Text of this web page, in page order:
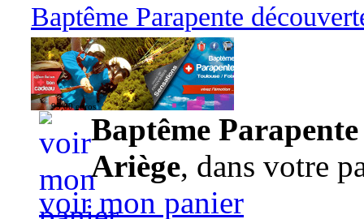
Baptême Parapente
95,00 euros
Baptême
Ariège, dans votre
voir mon panier